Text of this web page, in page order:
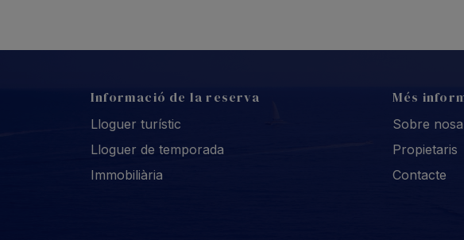
Informació de la reserva
Lloguer turístic
Lloguer de temporada
Immobiliària
Més
Sobre
Propietaris
Contacte